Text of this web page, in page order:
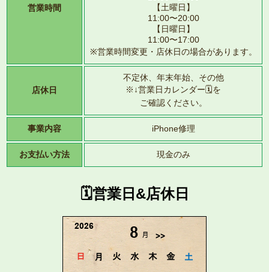
営業時間
【土曜日】
11:00〜20:00
【日曜日】
11:00〜17:00
※営業時間変更・店休日の場合があります。
店休日
不定休、年末年始、その他
※↓営業日カレンダー🗓️を
ご確認ください。
事業内容 iPhone修理
お支払い方法 現金のみ
🗓️営業日&店休日